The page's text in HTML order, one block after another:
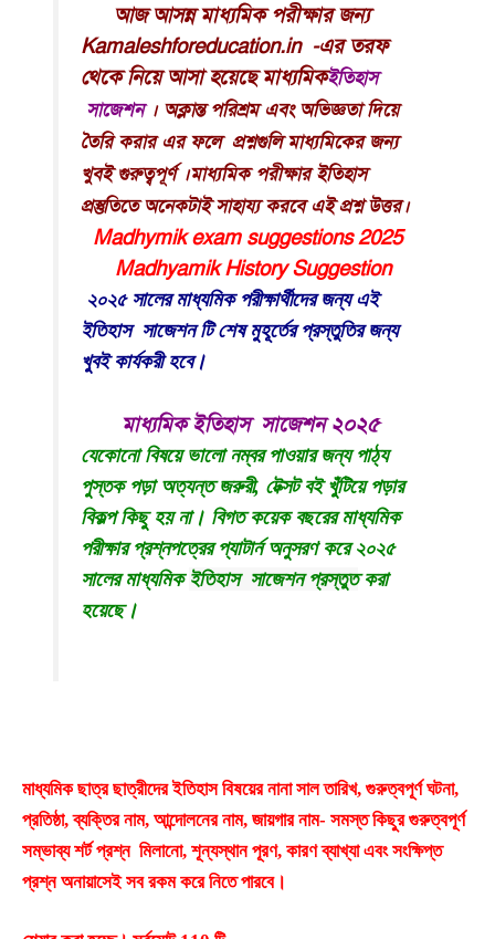
আজ আসন্ন মাধ্যমিক পরীক্ষার জন্য
Kamaleshforeducation.in -এর তরফ
থেকে নিয়ে আসা হয়েছে মাধ্যমিকইতিহাস
সাজেশন । অক্লান্ত পরিশ্রম এবং অভিজ্ঞতা দিয়ে
তৈরি করার এর ফলে প্রশ্নগুলি মাধ্যমিকের জন্য
খুবই গুরুত্বপূর্ণ ।মাধ্যমিক পরীক্ষার ইতিহাস
প্রস্তুতিতে অনেকটাই সাহায্য করবে এইপ্রশ্ন উত্তর।
Madhymik exam suggestions 2025
Madhyamik History Suggestion
২০২৫ সালের মাধ্যমিক পরীক্ষার্থীদের জন্য এই
ইতিহাস সাজেশন টি শেষ মুহূর্তের প্রস্তুতির জন্য
খুবই কার্যকরী হবে।
মাধ্যমিক ইতিহাস সাজেশন ২০২৫
যেকোনো বিষয়ে ভালো নম্বর পাওয়ার জন্য পাঠ্য
পুস্তক পড়া অত্যন্ত জরুরী, টেক্সট বই খুঁটিয়ে পড়ার
বিকল্প কিছু হয় না। বিগত কয়েক বছরের মাধ্যমিক
পরীক্ষার প্রশ্নপত্রের প্যাটার্ন অনুসরণ করে ২০২৫
সালের মাধ্যমিকইতিহাস সাজেশনপ্রস্তুতকরা
হয়েছে।
মাধ্যমিক ছাত্র ছাত্রীদের ইতিহাস বিষয়ের নানা সাল তারিখ, গুরুত্বপূর্ণ ঘটনা,
প্রতিষ্ঠা, ব্যক্তির নাম, আন্দোলনের নাম, জায়গার নাম- সমস্ত কিছুর গুরুত্বপূর্ণ
সম্ভাব্য শর্ট প্রশ্ন মিলানো, শূন্যস্থান পূরণ, কারণ ব্যাখ্যা এবং সংক্ষিপ্ত
প্রশ্ন অনায়াসেই সব রকম করে নিতে পারবে।